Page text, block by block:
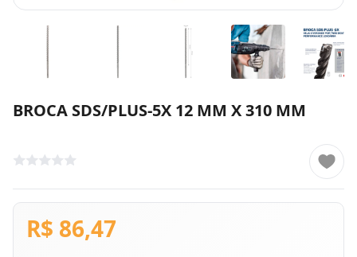
BROCA SDS/PLUS-5X 12 MM X 310 MM
R$ 86,47